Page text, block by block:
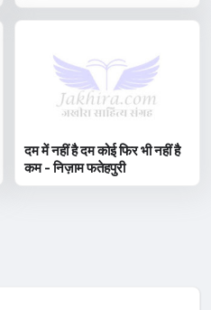
दम में नहीं है दम कोई फिर भी नहीं है
कम - निज़ाम फतेहपुरी